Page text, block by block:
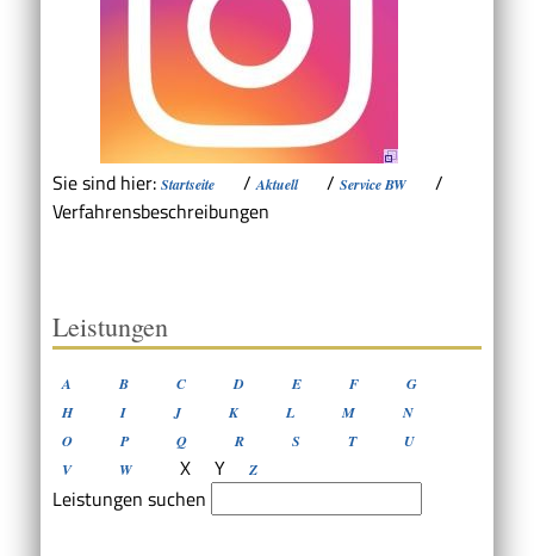
Sie sind hier: Startseite /Aktuell / Service BW
/
Verfahrensbeschreibungen
Leistungen
A B C D E F
G
H
I J K L M
N
O
P Q R S T
U
V
W X Y Z
Leistungen suchen